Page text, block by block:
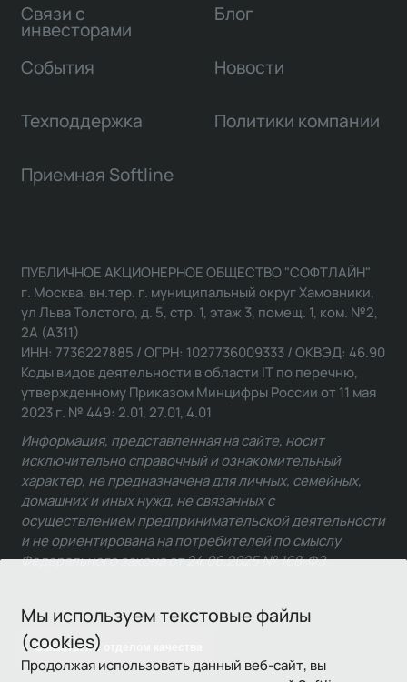
Мы используем текстовые файлы
(cookies)
Продолжая использовать данный веб-сайт, вы
Связи с
инвесторами
Блог
События Новости
Техподдержка Политики компании
Приемная Softline
Связаться с отделом качества
ПУБЛИЧНОЕ АКЦИОНЕРНОЕ ОБЩЕСТВО "СОФТЛАЙН"
г. Москва, вн.тер. г. муниципальный округ Хамовники,
ул Льва Толстого, д. 5, стр. 1, этаж 3, помещ. 1, ком. №2,
2А (А311)
ИНН: 7736227885 / ОГРН: 1027736009333 / ОКВЭД: 46.90
Коды видов деятельности в области IT по перечню,
утвержденному Приказом Минцифры России от 11 мая
2023 г. № 449: 2.01, 27.01, 4.01
Информация, представленная на сайте, носит
исключительно справочный и ознакомительный
характер, не предназначена для личных, семейных,
домашних и иных нужд, не связанных с
осуществлением предпринимательской деятельности
и не ориентирована на потребителей по смыслу
Федерального закона от 24.06.2025 № 168-ФЗ.